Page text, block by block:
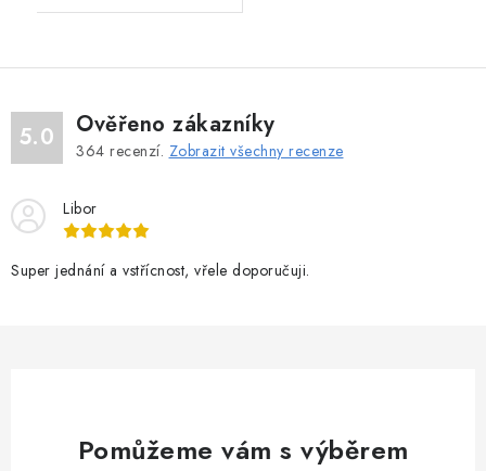
5.0 Ověřeno zákazníky
364 recenzí. Zobrazit všechny recenze
Libor
Super jednání a vstřícnost, vřele doporučuji.
Pomůžeme vám s výběrem